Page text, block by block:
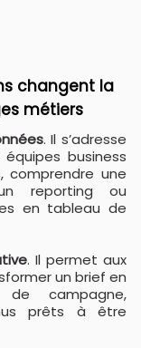
changent la
métiers
. Il s’adresse
business
comprendre une
reporting ou
en tableau de
. Il permet aux
un brief en
de campagne,
prêts à être